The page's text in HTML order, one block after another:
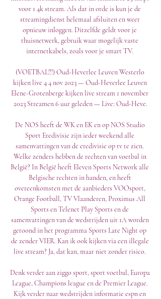
voor 1 4k stream. Als dat in orde is kun je de
streamingdienst helemaal afsluiten en weer
opnieuw inloggen. Ditzelfde geldt voor je
thuisnetwerk, gebruik waar mogelijk vaste
internetkabels, zoals voor je smart TV.
(VOETBAL!!!) Oud-Heverlee Leuven Westerlo
kijken live 4 4 nov 2023 — Oud-Heverlee Leuven
Elene-Grotenberge kijken live stream 1 november
2023 Streamen 6 uur geleden — Live: Oud-Heve.
De NOS heeft de WK en EK en op NOS Studio
Sport Eredivisie zijn ieder weekend alle
samenvattingen van de eredivisie op tv te zien.
Welke zenders hebben de rechten van voetbal in
België? In België heeft Eleven Sports Network alle
Belgische rechten in handen, en heeft
overeenkomsten met de aanbieders VOOsport,
Orange Football, TV Vlaanderen, Proximus All
Sports en Telenet Play Sports en de
samenvattingen van de wedstrijden uit 1A worden
getoond in het programma Sports Late Night op
de zender VIER. Kan ik ook kijken via een illegale
live stream? Ja, dat kan, maar niet zonder risico.
Denk verder aan ziggo sport, sport voetbal, Europa
League, Champions league en de Premier League.
Kijk verder naar wedstrijden informatie espn en